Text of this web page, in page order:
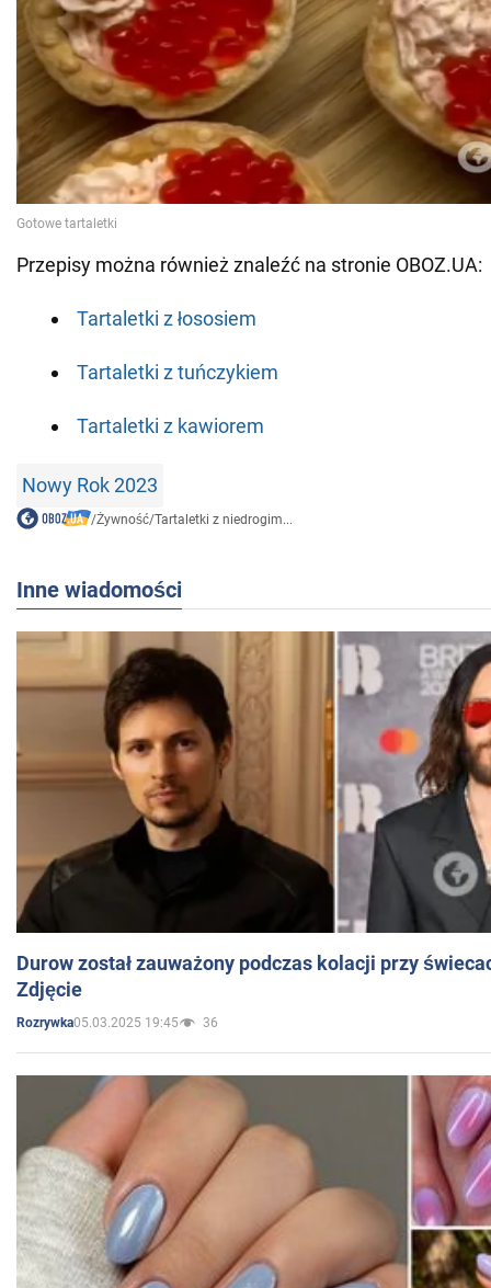
Przepisy można również znaleźć na stronie OBOZ.UA:
Tartaletki z łososiem
Tartaletki z tuńczykiem
Tartaletki z kawiorem
Nowy Rok 2023
/Żywność/Tartaletki z niedrogim...
Inne wiadomości
Durow został zauważony podczas kolacji przy
Zdjęcie
Rozrywka05.03.2025 19:45 36